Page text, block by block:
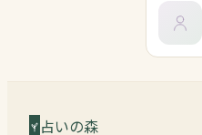
占いの森